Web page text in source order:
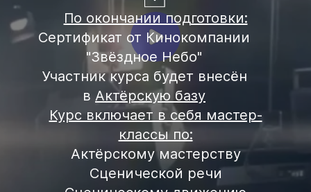
По окончании подготовки:
Сертификат от Кинокомпании
"Звёздное Небо"
Участник курса будет внесён
в Актёрскую базу
Курс включает в себя мастер-
классы по:
Актёрскому мастерству
Сценической речи